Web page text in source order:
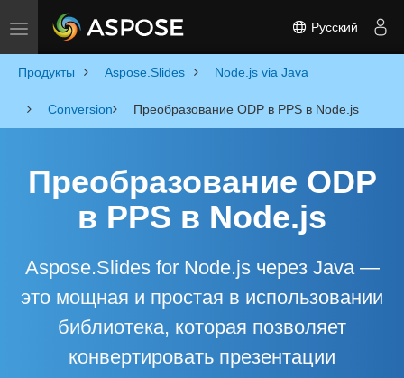
Toggle navigation Русский
Продукты Aspose.Slides Node.js via Java
Conversion Преобразование ODP в PPS в Node.js
Преобразование ODP
в PPS в Node.js
Aspose.Slides for Node.js через Java —
это мощная и простая в использовании
библиотека, которая позволяет
конвертировать презентации